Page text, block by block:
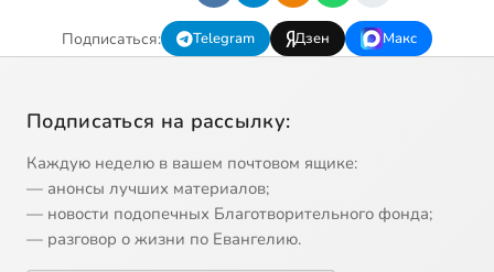
Подписаться: Telegram Дзен Макс
Подписаться на рассылку:
Каждую неделю в вашем почтовом ящике:
— анонсы лучших материалов;
— новости подопечных Благотворительного фонда;
— разговор о жизни по Евангелию.